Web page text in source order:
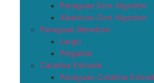
Paraguas Don Algodón
Abanicos Don Algodon
Paraguas Benetton
Largo
Plegable
Catalina Estrada
Paraguas Catalina